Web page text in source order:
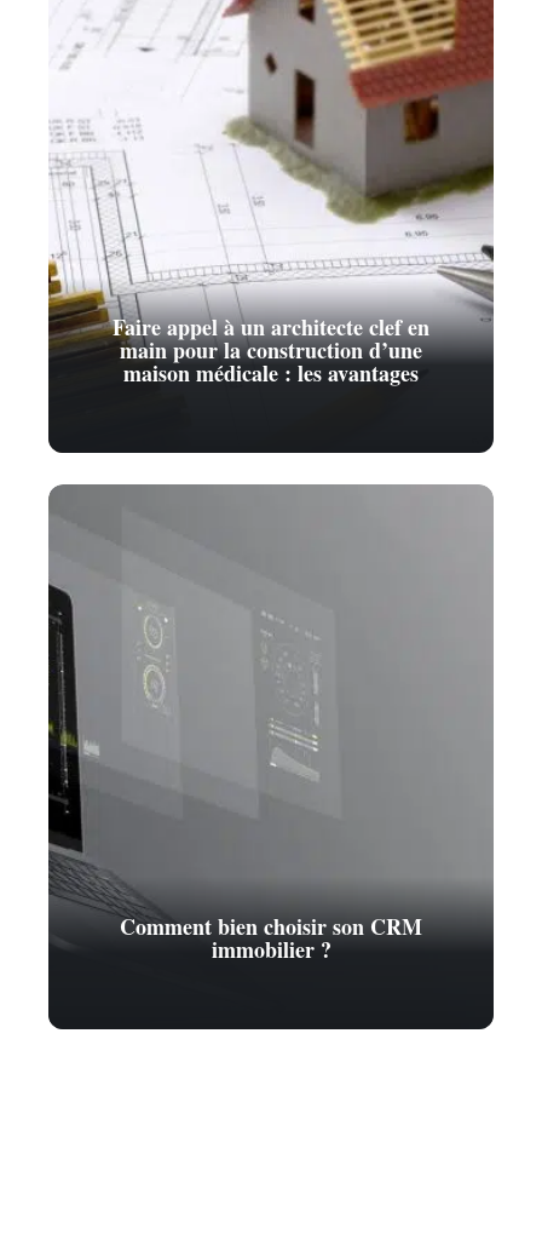
Faire appel à un architecte clef en
main pour la construction d’une
maison médicale : les avantages
Comment bien choisir son CRM
immobilier ?